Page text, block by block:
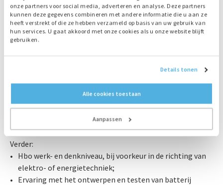
onze partners voor social media, adverteren en analyse. Deze partners
kunnen deze gegevens combineren met andere informatie die u aan ze
heeft verstrekt of die ze hebben verzameld op basis van uw gebruik van
hun services. U gaat akkoord met onze cookies als u onze website blijft
gebruiken.
Details tonen
Alle cookies toestaan
Aanpassen
toekomst, krijgen nieuwe technieken en innovaties bij ons
veel aandacht. In de ontwikkeling van onze producten, is
bijvoorbeeld data verzamelen en analyseren, monitoring
naar manieren waarop iets nog beter of slimmer kan. Je
hebt een passie voor techniek, affiniteit met wet- en
regelgeving (normen) en bijt je graag vast in complexe
nieuwe ontwerpen. Je neemt initiatief, bent innovatief en
gericht op samenwerken.
Verder:
Hbo werk- en denkniveau, bij voorkeur in de richting van
elektro- of energietechniek;
Ervaring met het ontwerpen en testen van batterij